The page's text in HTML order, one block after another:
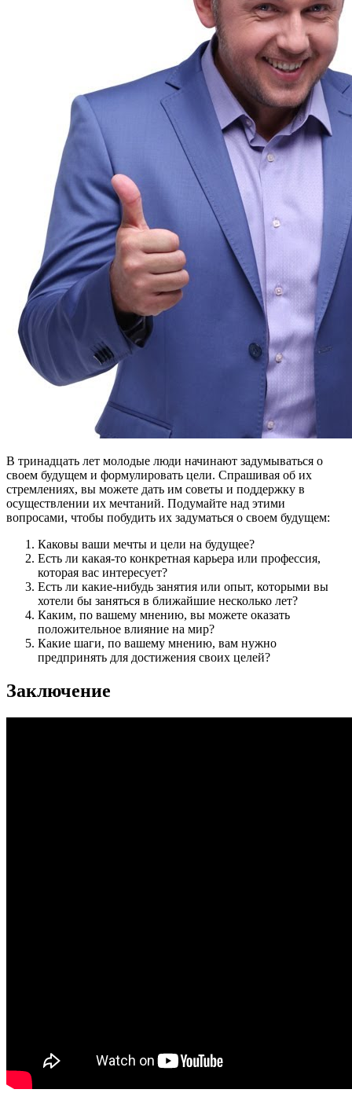
В тринадцать лет молодые люди начинают задумываться о
своем будущем и формулировать цели. Спрашивая об их
стремлениях, вы можете дать им советы и поддержку в
осуществлении их мечтаний. Подумайте над этими
вопросами, чтобы побудить их задуматься о своем будущем:
Каковы ваши мечты и цели на будущее?
Есть ли какая-то конкретная карьера или профессия,
которая вас интересует?
Есть ли какие-нибудь занятия или опыт, которыми вы
хотели бы заняться в ближайшие несколько лет?
Каким, по вашему мнению, вы можете оказать
положительное влияние на мир?
Какие шаги, по вашему мнению, вам нужно
предпринять для достижения своих целей?
Заключение